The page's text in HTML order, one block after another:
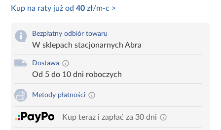
Kup na raty już od40 zł/m-c >
Bezpłatny odbiór towaru
W sklepach stacjonarnych Abra
Dostawa
Od 5 do 10 dni roboczych
Metody płatności
Kup teraz i zapłać za 30 dni